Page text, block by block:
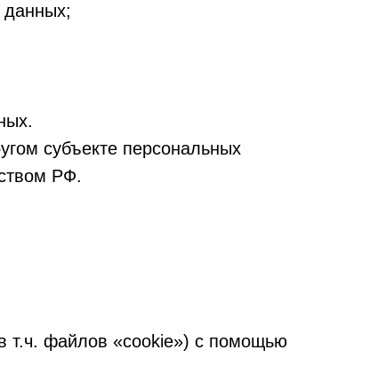
данных;
субъекте персональных
РФ.
т.ч. файлов «cookie») с помощью